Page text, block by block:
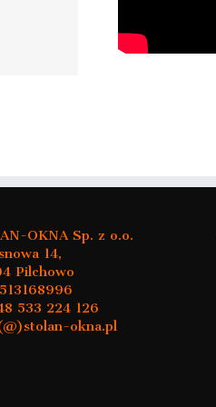
OKNA Sp. z o.o.
14,
Pilchowo
533 224 126
okna.pl